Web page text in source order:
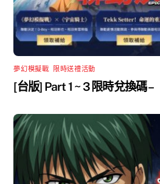
夢幻模擬戰 限時送禮活動
[台版] Part 1 ~ 3 限時兌換碼 –